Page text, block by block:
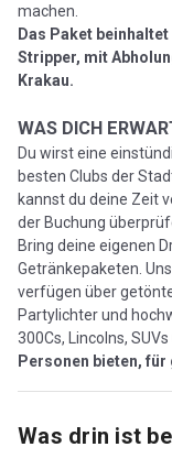
machen.
Das Paket
Stripper, mit
Krakau.
WAS DICH
Du wirst eine
besten Clubs der
kannst du deine Zeit
der Buchung
Bring deine eigenen
Getränkepaketen.
verfügen über
Partylichter und
300Cs, Lincolns, SUVs
Personen bieten,
Was drin ist